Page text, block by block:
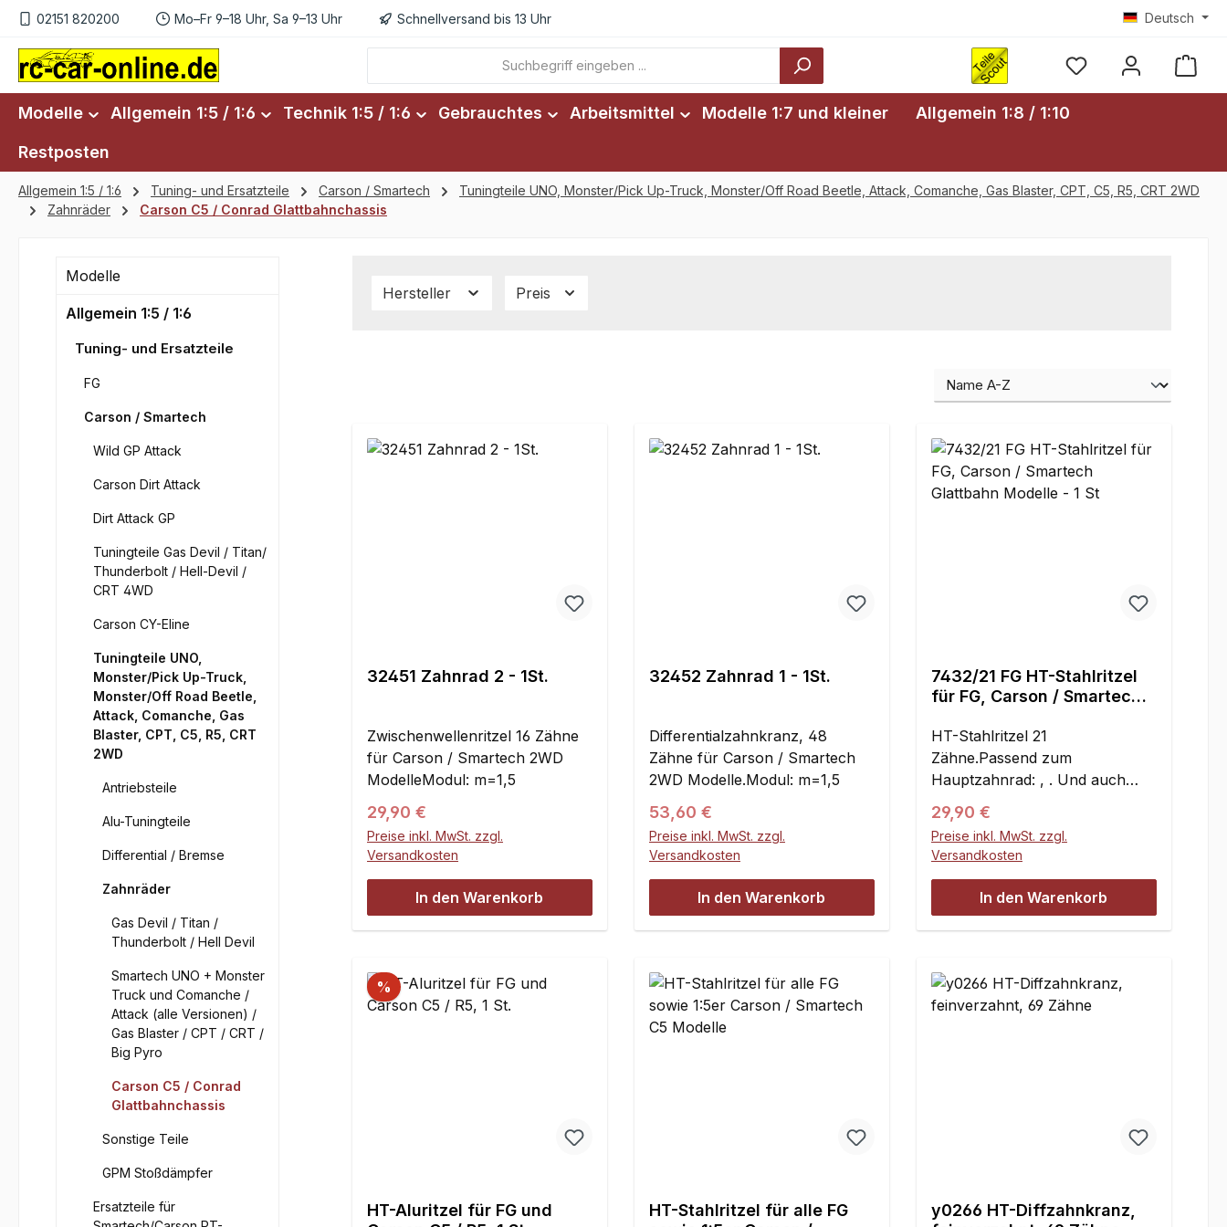
Hauptinhalt springen
Zur Suche springen
Zur Hauptnavigation springen
02151 820200 Mo–Fr 9–18 Uhr, Sa 9–13 Uhr Schnellversand bis 13 Uhr Deutsch
Modelle Allgemein 1:5 / 1:6 Technik 1:5 / 1:6 Gebrauchtes Arbeitsmittel Modelle 1:7 und kleiner Allgemein 1:8 / 1:10
Restposten
Allgemein 1:5 / 1:6 Tuning- und Ersatzteile Carson / Smartech
Tuningteile UNO, Monster/Pick Up-Truck, Monster/Off Road Beetle, Attack, Comanche, Gas Blaster, CPT, C5, R5, CRT 2WD
Zahnräder
Carson C5 / Conrad Glattbahnchassis
Modelle
Allgemein 1:5 / 1:6
Tuning- und Ersatzteile
FG
Carson / Smartech
Wild GP Attack
Carson Dirt Attack
Dirt Attack GP
Tuningteile Gas Devil / Titan/
Thunderbolt / Hell-Devil /
CRT 4WD
Carson CY-Eline
Tuningteile UNO,
Monster/Pick Up-Truck,
Monster/Off Road Beetle,
Attack, Comanche, Gas
Blaster, CPT, C5, R5, CRT
2WD
Antriebsteile
Alu-Tuningteile
Differential / Bremse
Zahnräder
Gas Devil / Titan /
Thunderbolt / Hell Devil
Smartech UNO + Monster
Truck und Comanche /
Attack (alle Versionen) /
Gas Blaster / CPT / CRT /
Big Pyro
Carson C5 / Conrad
Glattbahnchassis
Sonstige Teile
GPM Stoßdämpfer
Ersatzteile für
Hersteller Preis
32451 Zahnrad 2 - 1St.
Zwischenwellenritzel 16 Zähne
für Carson / Smartech 2WD
ModelleModul: m=1,5
Regulärer Preis:
29,90 €
Preise inkl. MwSt. zzgl.
Versandkosten
In den Warenkorb
32452 Zahnrad 1 - 1St.
Differentialzahnkranz, 48
Zähne für Carson / Smartech
2WD Modelle.Modul: m=1,5
Regulärer Preis:
53,60 €
Preise inkl. MwSt. zzgl.
Versandkosten
In den Warenkorb
7432/21 FG HT-Stahlritzel
für FG, Carson / Smartech
HT-Stahlritzel 21
Zähne.Passend zum
Hauptzahnrad: , . Und auch
passend zu FG Profil
verschoben , .Nitriergehärtet,
hoch verschleissfest.Für FG,
Carson / Smartech Glattbahn
Fahrzeuge.2 Gewindeschrauben
M5 x 5 sind im Lieferumfang
einbezogen.
Regulärer Preis:
29,90 €
Preise inkl. MwSt. zzgl.
Versandkosten
In den Warenkorb
%
HT-Aluritzel für FG und
HT-Stahlritzel für alle FG
y0266 HT-Diffzahnkranz,